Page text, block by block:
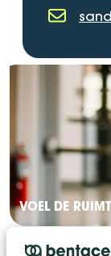
LinkedIn
VOEL DE